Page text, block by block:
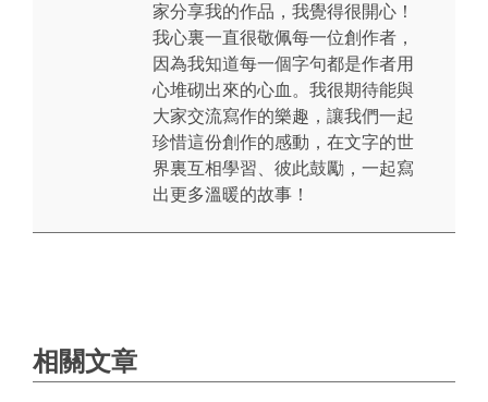
家分享我的作品，我覺得很開心！
我心裏一直很敬佩每一位創作者，
因為我知道每一個字句都是作者用
心堆砌出來的心血。我很期待能與
大家交流寫作的樂趣，讓我們一起
珍惜這份創作的感動，在文字的世
界裏互相學習、彼此鼓勵，一起寫
出更多溫暖的故事！
相關文章